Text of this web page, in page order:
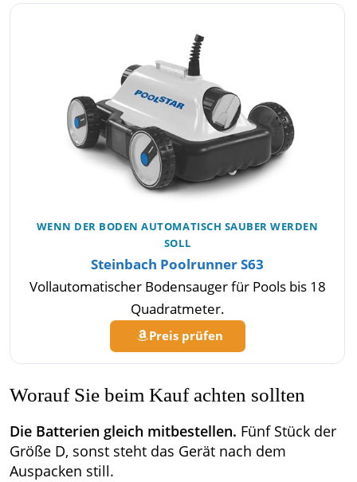
WENN DER BODEN AUTOMATISCH SAUBER WERDEN
SOLL
Steinbach Poolrunner S63
Vollautomatischer Bodensauger für Pools bis 18
Quadratmeter.
Preis prüfen
Worauf Sie beim Kauf achten sollten
Die Batterien gleich mitbestellen. Fünf Stück der
Größe D, sonst steht das Gerät nach dem
Auspacken still.